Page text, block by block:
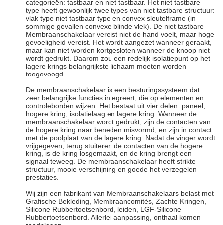
categorieën: tastbaar en niet tastbaar. Het niet tastbare
type heeft gewoonlijk twee types van niet tastbare structuur:
vlak type niet tastbaar type en convex sleutelframe (in
sommige gevallen convexe blinde vlek). De niet tastbare
Membraanschakelaar vereist niet de hand voelt, maar hoge
gevoeligheid vereist. Het wordt aangezet wanneer geraakt,
maar kan niet worden kortgesloten wanneer de knoop niet
wordt gedrukt. Daarom zou een redelijk isolatiepunt op het
lagere krings belangrijkste lichaam moeten worden
toegevoegd.
De membraanschakelaar is een besturingssysteem dat
zeer belangrijke functies integreert, die op elementen en
controleborden wijzen. Het bestaat uit vier delen: paneel,
hogere kring, isolatielaag en lagere kring. Wanneer de
membraanschakelaar wordt gedrukt, zijn de contacten van
de hogere kring naar beneden misvormd, en zijn in contact
met de poolplaat van de lagere kring. Nadat de vinger wordt
vrijgegeven, terug stuiteren de contacten van de hogere
kring, is de kring losgemaakt, en de kring brengt een
signaal teweeg. De membraanschakelaar heeft strikte
structuur, mooie verschijning en goede het verzegelen
prestaties.
Wij zijn een fabrikant van Membraanschakelaars belast met
Grafische Bekleding, Membraancomités, Zachte Kringen,
Silicone Rubbertoetsenbord, leiden, LGF-Silicone
Rubbertoetsenbord. Allerlei aanpassing, onthaal komen